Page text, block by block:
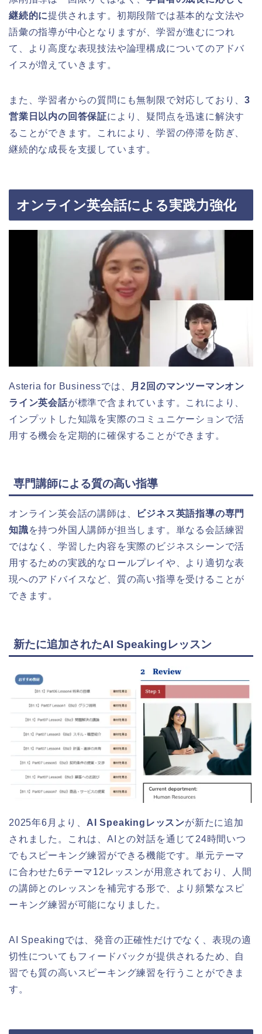
継続的に提供されます。初期段階では基本的な文法や
語彙の指導が中心となりますが、学習が進むにつれ
て、より高度な表現技法や論理構成についてのアドバ
イスが増えていきます。
また、学習者からの質問にも無制限で対応しており、3
営業日以内の回答保証により、疑問点を迅速に解決す
ることができます。これにより、学習の停滞を防ぎ、
継続的な成長を支援しています。
オンライン英会話による実践力強化
Asteria for Businessでは、
月2回のマンツーマンオン
ライン英会話が標準で含まれています。これにより、
インプットした知識を実際のコミュニケーションで活
用する機会を定期的に確保することができます。
専門講師による質の高い指導
オンライン英会話の講師は、
ビジネス英語指導の専門
知識を持つ外国人講師が担当します。単なる会話練習
ではなく、学習した内容を実際のビジネスシーンで活
用するための実践的なロールプレイや、より適切な表
現へのアドバイスなど、質の高い指導を受けることが
できます。
新たに追加されたAI Speakingレッスン
2025年6月より、 AI Speakingレッスンが新たに追加
されました。これは、AIとの対話を通じて24時間いつ
でもスピーキング練習ができる機能です。単元テーマ
に合わせた6テーマ12レッスンが用意されており、人間
の講師とのレッスンを補完する形で、より頻繁なスピ
ーキング練習が可能になりました。
AI Speakingでは、発音の正確性だけでなく、表現の適
切性についてもフィードバックが提供されるため、自
習でも質の高いスピーキング練習を行うことができま
す。